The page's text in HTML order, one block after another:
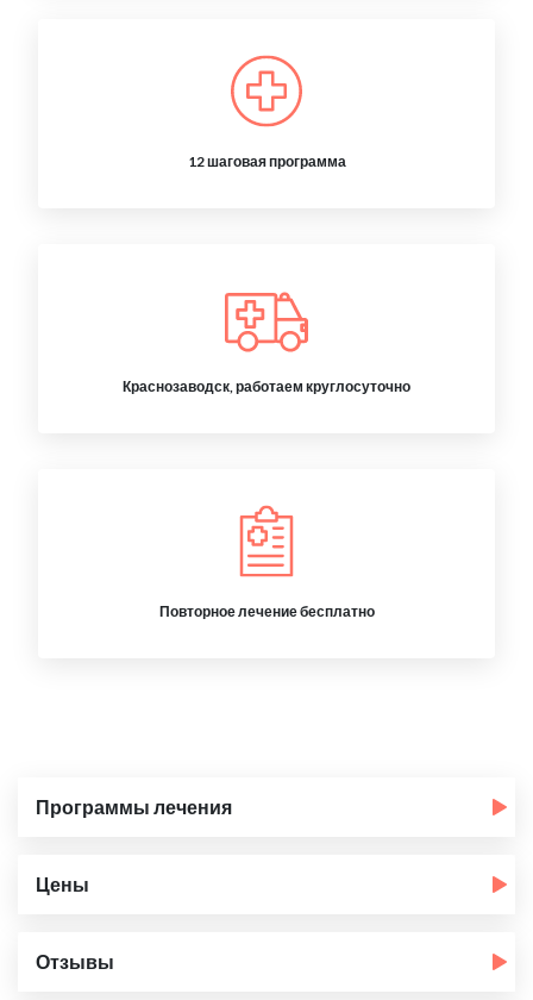
12 шаговая программа
Краснозаводск, работаем круглосуточно
Повторное лечение бесплатно
Программы лечения
Цены
Отзывы